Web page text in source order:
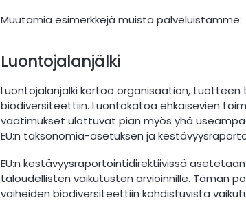
Muutamia esimerkkejä muista palveluistamme:
Luontojalanjälki
Luontojalanjälki kertoo organisaation,
biodiversiteettiin. Luontokatoa ehkäisevien
vaatimukset ulottuvat pian myös yhä
EU:n taksonomia-asetuksen ja
EU:n kestävyysraportointidirektiivissä
taloudellisten vaikutusten arvioinnille. Tämän
vaiheiden biodiversiteettiin kohdistuvista